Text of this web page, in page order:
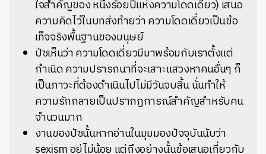
ใจสำคัญของ หนึ่งร้อยปีแห่งความโดดเดี่ยว) เสนอ
ความคิดไว้ในบทส่งท้ายว่า ความโดดเดี่ยวเป็นข้อ
เท็จจริงพื้นฐานของมนุษย์
ปัซเห็นว่า ความโดดเดี่ยวมีมาพร้อมกับเราตั้งแต่
กำเนิด ความปรารถนาที่จะเสาะแสวงหาคนอื่นๆ ก็
เป็นภาวะที่ต้องดำเนินไปไม่มีวันจบสิ้น นั่นทำให้
ความรักกลายเป็นปรากฏการณ์สำคัญสำหรับคน
จำนวนมาก
งานของปัซนั้นหากอ่านในมุมมองปัจจุบันนับว่า
sexism อยู่ไม่น้อย แต่ถึงอย่างนั้นข้อเสนอเกี่ยวกับ